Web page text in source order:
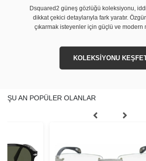
Dsquared2 güneş gözlüğü koleksiyonu,
dikkat çekici detaylarıyla fark yaratır.
çıkarmak isteyenler için güçlü ve modern
KOLEKSİYONU
ŞU AN POPÜLER OLANLAR